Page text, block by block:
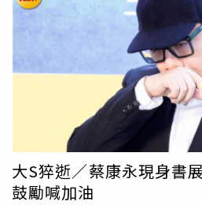
找來吳姍儒代班救火。B2表示「
很關心節目內容跟狀態，我有跟
我們隨時都在身邊，而代班半年
論，當然希望小S越快回來越好」
大S猝逝／蔡康永現身書
鼓勵喊加油